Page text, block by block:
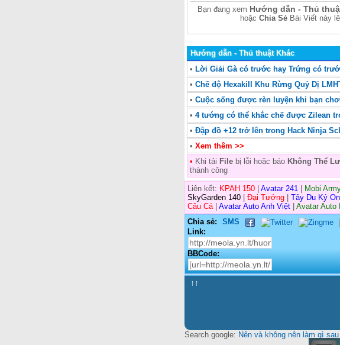
Bạn đang xem Hướng dẫn - Thủ
hoặc Chia Sẻ Bài Viết này
Hướng dẫn - Thủ thuật Khác
• Lời Giải Gà có trước hay Trứng có
• Chế độ Hexakill Khu Rừng Quỷ Dị
• Cuộc sống được rèn luyện khi bạn
• 4 tướng có thể khắc chế được Zilean
• Đập đồ +12 trở lên trong Hack Ninja
• Xem thêm >>
• Khi tải File bị lỗi hoặc báo Không Thể
thành công
Liên kết: KPAH 150 Avatar 241 Mobi
SkyGarden 140
Đại Tướng Tây Du Ký
Câu Cá| Avatar Auto Anh Việt
Avatar Auto
Chia sẻ:
SMS
Link:
BBCode:
↑↑
Search google: Nên và không nên làm gì